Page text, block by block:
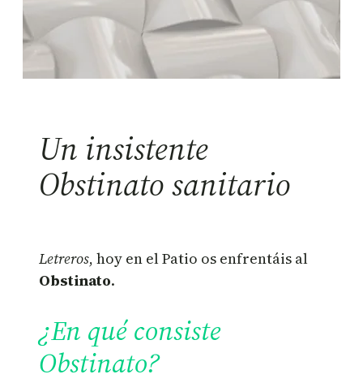
Un insistente
Obstinato sanitario
Letreros, hoy en el Patio os enfrentáis al
Obstinato.
¿En qué consiste
Obstinato?